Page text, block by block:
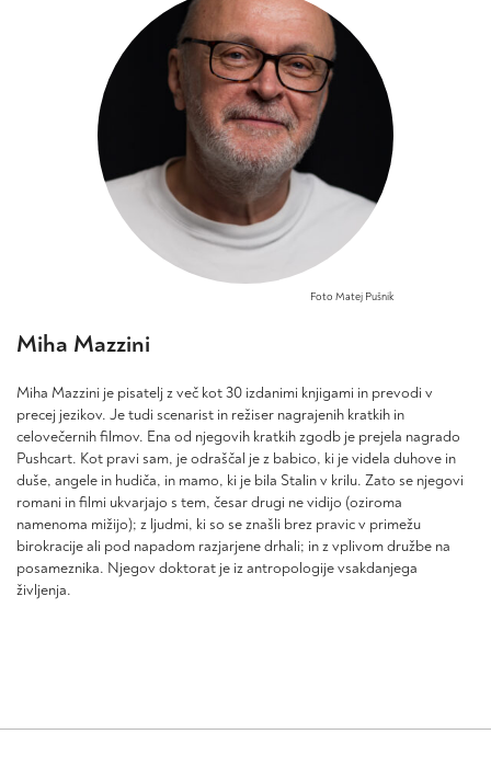
24,90 €
lahko
izberete
na
strani
izdelka
lahko
izberete
na
strani
izdelka
Foto Matej Pušnik
Miha Mazzini
Miha Mazzini je pisatelj z več kot 30 izdanimi knjigami in prevodi v
precej jezikov. Je tudi scenarist in režiser nagrajenih kratkih in
celovečernih filmov. Ena od njegovih kratkih zgodb je prejela nagrado
Pushcart. Kot pravi sam, je odraščal je z babico, ki je videla duhove in
duše, angele in hudiča, in mamo, ki je bila Stalin v krilu. Zato se njegovi
romani in filmi ukvarjajo s tem, česar drugi ne vidijo (oziroma
namenoma mižijo); z ljudmi, ki so se znašli brez pravic v primežu
birokracije ali pod napadom razjarjene drhali; in z vplivom družbe na
posameznika. Njegov doktorat je iz antropologije vsakdanjega
življenja.